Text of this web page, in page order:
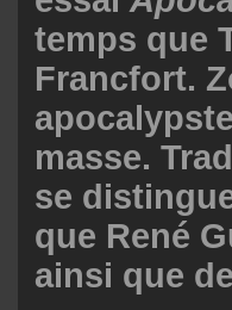
temps que
Francfort.
masse.
se
que René
ainsi que